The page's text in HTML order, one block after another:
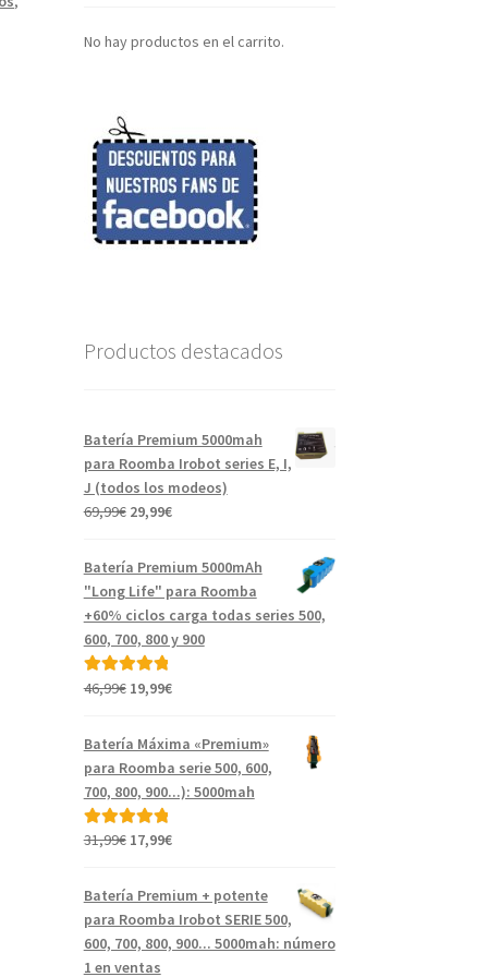
No hay productos en el carrito.
Productos destacados
Batería Premium 5000mah
para Roomba Irobot series E, I,
J (todos los modeos)
69,99€ El
original
era:
69,99€.
29,99€El
actual
29,99€.
Batería Premium 5000mAh
"Long Life" para Roomba
+60% ciclos carga todas series 500,
600, 700, 800 y 900
Valorado con
46,99€ El
original
46,99€.
19,99€El
actual
19,99€.
Batería Máxima «Premium»
para Roomba serie 500, 600,
700, 800, 900...): 5000mah
Valorado con
31,99€ El
original
31,99€.
17,99€El
actual
es:
17,99€.
Batería Premium + potente
para Roomba Irobot SERIE 500,
600, 700, 800, 900... 5000mah: número
1 en ventas